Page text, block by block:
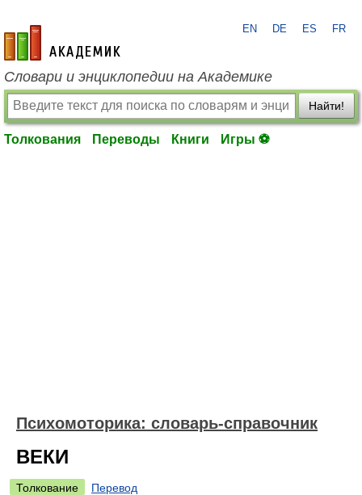
academic.ru
EN DE ES FR
Словари и энциклопедии на Академике
Найти!
Толкования Переводы Книги Игры ⚽
Психомоторика: cловарь-справочник
ВЕКИ
Толкование
Перевод